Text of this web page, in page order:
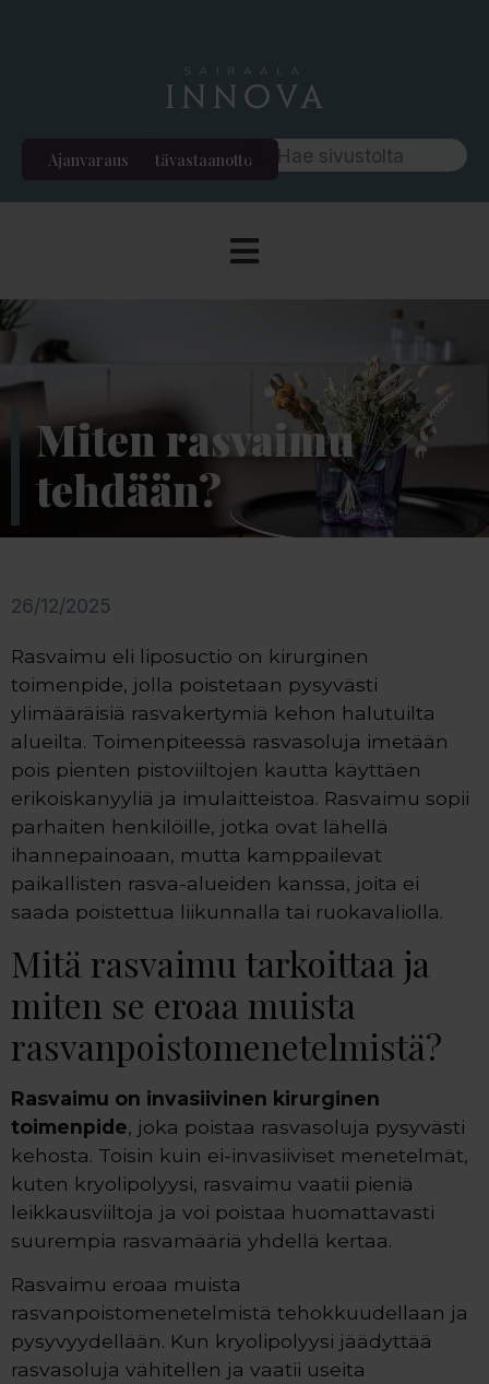
Etävastaanotto
Ajanvaraus
Miten rasvaimu
tehdään?
26/12/2025
Rasvaimu eli liposuctio on kirurginen
toimenpide, jolla poistetaan pysyvästi
ylimääräisiä rasvakertymiä kehon halutuilta
alueilta. Toimenpiteessä rasvasoluja imetään
pois pienten pistoviiltojen kautta käyttäen
erikoiskanyyliä ja imulaitteistoa. Rasvaimu sopii
parhaiten henkilöille, jotka ovat lähellä
ihannepainoaan, mutta kamppailevat
paikallisten rasva-alueiden kanssa, joita ei
saada poistettua liikunnalla tai ruokavaliolla.
Mitä rasvaimu tarkoittaa ja
miten se eroaa muista
rasvanpoistomenetelmistä?
Rasvaimu on invasiivinen kirurginen
toimenpide, joka poistaa rasvasoluja pysyvästi
kehosta. Toisin kuin ei-invasiiviset menetelmät,
kuten kryolipolyysi, rasvaimu vaatii pieniä
leikkausviiltoja ja voi poistaa huomattavasti
suurempia rasvamääriä yhdellä kertaa.
Rasvaimu eroaa muista
rasvanpoistomenetelmistä tehokkuudellaan ja
pysyvyydellään. Kun kryolipolyysi jäädyttää
rasvasoluja vähitellen ja vaatii useita